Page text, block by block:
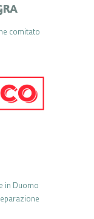
comitato
in Duomo